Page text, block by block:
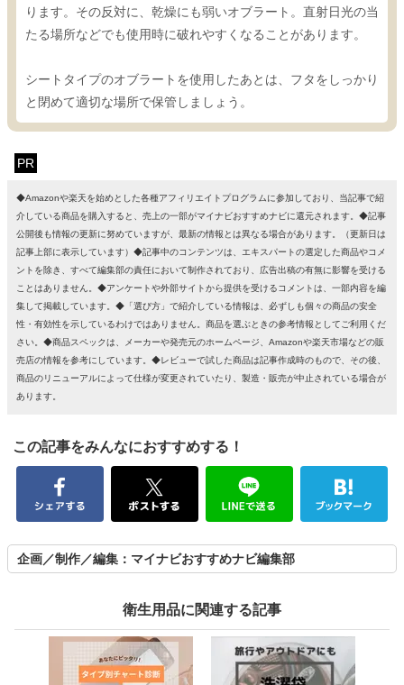
ります。その反対に、乾燥にも弱いオブラート。直射日光の当
たる場所などでも使用時に破れやすくなることがあります。
シートタイプのオブラートを使用したあとは、フタをしっかり
と閉めて適切な場所で保管しましょう。
PR
◆Amazonや楽天を始めとした各種アフィリエイトプログラムに参加しており、当記事で紹
介している商品を購入すると、売上の一部がマイナビおすすめナビに還元されます。◆記事
公開後も情報の更新に努めていますが、最新の情報とは異なる場合があります。（更新日は
記事上部に表示しています）◆記事中のコンテンツは、エキスパートの選定した商品やコメ
ントを除き、すべて編集部の責任において制作されており、広告出稿の有無に影響を受ける
ことはありません。◆アンケートや外部サイトから提供を受けるコメントは、一部内容を編
集して掲載しています。◆「選び方」で紹介している情報は、必ずしも個々の商品の安全
性・有効性を示しているわけではありません。商品を選ぶときの参考情報としてご利用くだ
さい。◆商品スペックは、メーカーや発売元のホームページ、Amazonや楽天市場などの販
売店の情報を参考にしています。◆レビューで試した商品は記事作成時のもので、その後、
商品のリニューアルによって仕様が変更されていたり、製造・販売が中止されている場合が
あります。
この記事をみんなにおすすめする！
企画／制作／編集：マイナビおすすめナビ編集部
衛生用品に関連する記事